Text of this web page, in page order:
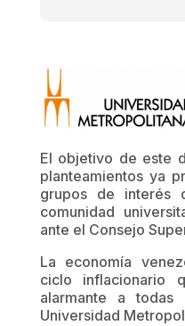
El objetivo de este
planteamientos ya
grupos de interés
comunidad
ante el Consejo
La economía
ciclo inflacionario
alarmante a todas
Universidad